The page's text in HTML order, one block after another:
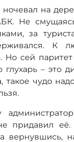
на
Не
за
К
Но сей
– это
такое чудо
придавил её.
вернувшись,